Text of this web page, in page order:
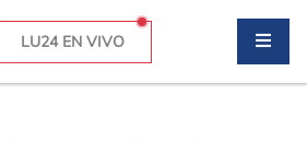
LU24 EN VIVO